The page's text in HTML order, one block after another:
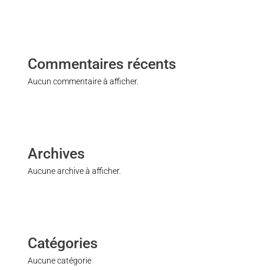
Commentaires récents
Aucun commentaire à afficher.
Archives
Aucune archive à afficher.
Catégories
Aucune catégorie